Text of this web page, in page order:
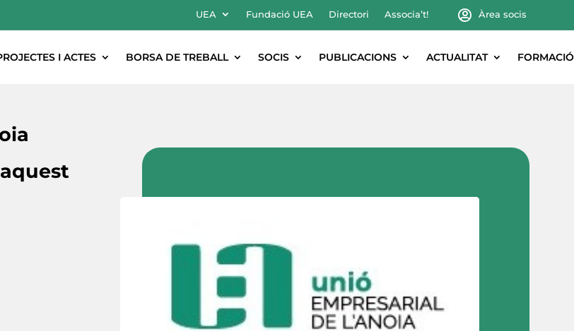
UEA Fundació UEA Directori Associa’t! Àrea socis
I ACTES BORSA DE TREBALL SOCIS PUBLICACIONS ACTUALITAT FORMACIÓ